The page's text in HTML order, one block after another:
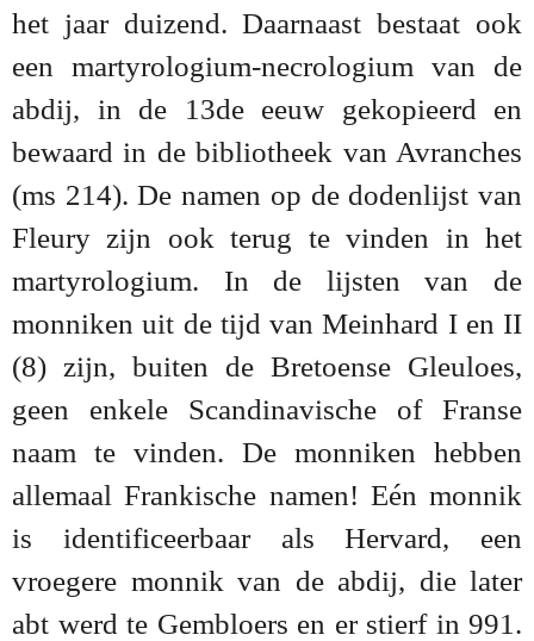
het jaar duizend. Daarnaast bestaat ook
een martyrologium-necrologium van de
abdij, in de 13de eeuw gekopieerd en
bewaard in de bibliotheek van Avranches
(ms 214). De namen op de dodenlijst van
Fleury zijn ook terug te vinden in het
martyrologium. In de lijsten van de
monniken uit de tijd van Meinhard I en II
(8) zijn, buiten de Bretoense Gleuloes,
geen enkele Scandinavische of Franse
naam te vinden. De monniken hebben
allemaal Frankische namen! Eén monnik
is identificeerbaar als Hervard, een
vroegere monnik van de abdij, die later
abt werd te Gembloers en er stierf in 991.